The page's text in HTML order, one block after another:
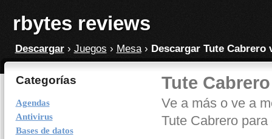
rbytes reviews
Descargar› Juegos › Mesa› Descargar Tute Cabrero
Categorías
Agendas
Antivirus
Bases de datos
Tute
Ve a más o ve a
Tute Cabrero para